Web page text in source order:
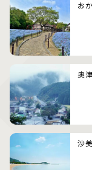
お
奥
沙